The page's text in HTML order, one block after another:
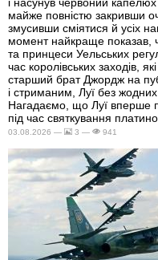
майже повністю закривши
змусивши сміятися й усіх
момент найкраще
та принцеси Уельських
час королівських заходів,
старший брат Джордж на
і стриманим, Луї без
Нагадаємо, що Луї вперше
під час святкування
03.08.2026 — 3 — 941